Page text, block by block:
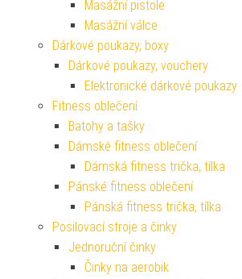
Masážní pistole
Masážní válce
Dárkové poukazy, boxy
Dárkové poukazy, vouchery
Elektronické dárkové poukazy
Fitness oblečení
Batohy a tašky
Dámské fitness oblečení
Dámská fitness trička, tílka
Pánské fitness oblečení
Pánská fitness trička, tílka
Posilovací stroje a činky
Jednoruční činky
Činky na aerobik